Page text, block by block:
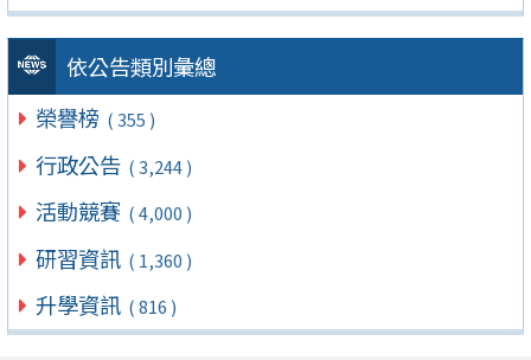
依公告類別彙總
榮譽榜 ( 355 )
行政公告 ( 3,244 )
活動競賽 ( 4,000 )
研習資訊 ( 1,360 )
升學資訊 ( 816 )